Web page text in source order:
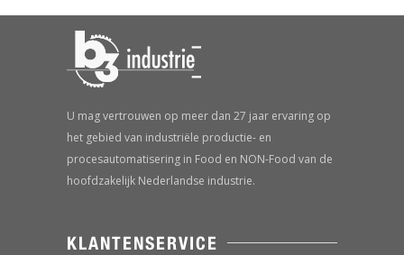
U mag vertrouwen op meer dan 27 jaar ervaring op
het gebied van industriële productie- en
procesautomatisering in Food en NON-Food van de
hoofdzakelijk Nederlandse industrie.
KLANTENSERVICE